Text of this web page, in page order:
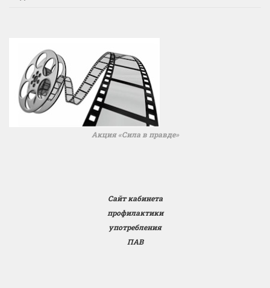
Акция «Сила в правде»
Сайт кабинета
профилактики
употребления
ПАВ